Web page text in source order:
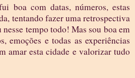
boa com datas, números, estas
tentando fazer uma retrospectiva
tempo todo! Mas sou boa em
emoções e todas as experiências
amar esta cidade e valorizar tudo